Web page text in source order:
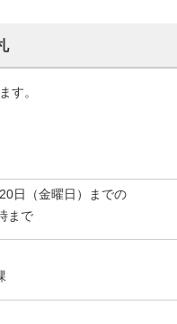
す。
日（金曜日）までの
まで